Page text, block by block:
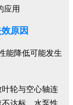
原因
能降低可能发生
轮与空心轴连
达标，水泵性